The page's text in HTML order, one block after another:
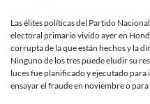
Las élites políticas del Partido
electoral primario vivido ayer en
corrupta de la que están hechos y la
Ninguno de los tres puede eludir su
luces fue planificado y ejecutado para
ensayar el fraude en noviembre o